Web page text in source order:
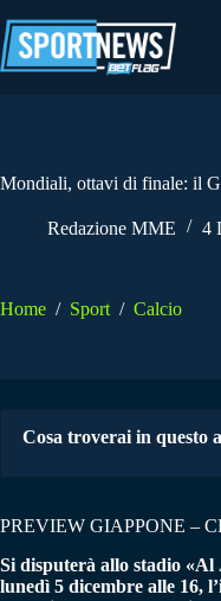
al
contenuto
Mondiali, ottavi di finale: il
Redazione MME 4
Home / Sport / Calcio
Cosa troverai in questo
PREVIEW GIAPPONE –
Si disputerà allo stadio
lunedì 5 dicembre alle 16,